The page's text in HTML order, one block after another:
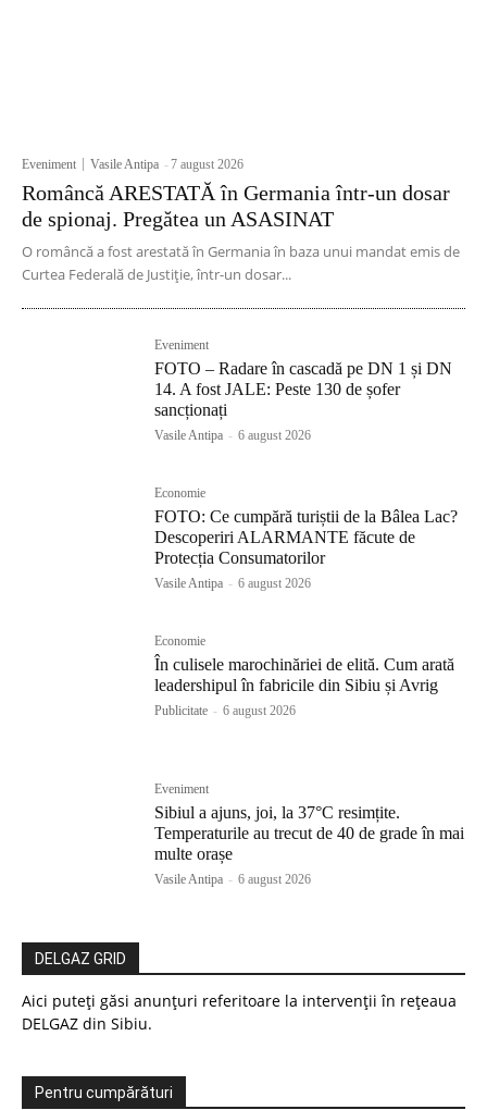
Eveniment Vasile Antipa -7 august 2026
Româncă ARESTATĂ în Germania într-un dosar
de spionaj. Pregătea un ASASINAT
O româncă a fost arestată în Germania în baza unui mandat emis de
Curtea Federală de Justiție, într-un dosar...
Eveniment
FOTO – Radare în cascadă pe DN 1 și DN
14. A fost JALE: Peste 130 de șofer
sancționați
Vasile Antipa - 6 august 2026
Economie
FOTO: Ce cumpără turiștii de la Bâlea Lac?
Descoperiri ALARMANTE făcute de
Protecția Consumatorilor
Vasile Antipa - 6 august 2026
Economie
În culisele marochinăriei de elită. Cum arată
leadershipul în fabricile din Sibiu și Avrig
Publicitate - 6 august 2026
Eveniment
Sibiul a ajuns, joi, la 37°C resimțite.
Temperaturile au trecut de 40 de grade în mai
multe orașe
Vasile Antipa - 6 august 2026
DELGAZ GRID
Aici puteți găsi anunțuri referitoare la intervenții în rețeaua
DELGAZ din Sibiu.
Pentru cumpărături